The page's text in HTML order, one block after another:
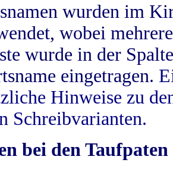
wurden im
wobei
wurde in der
eingetragen.
Hinweise zu
Schreibvarianten.
bei den Taufpaten